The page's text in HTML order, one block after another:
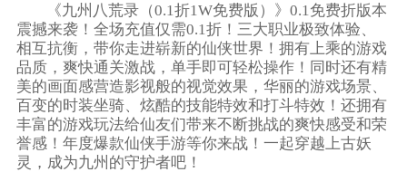
《九州八荒录（0.1折1W免费版）》0.1免费折版本
震撼来袭！全场充值仅需0.1折！三大职业极致体验、
相互抗衡，带你走进崭新的仙侠世界！拥有上乘的游戏
品质，爽快通关激战，单手即可轻松操作！同时还有精
美的画面感营造影视般的视觉效果，华丽的游戏场景、
百变的时装坐骑、炫酷的技能特效和打斗特效！还拥有
丰富的游戏玩法给仙友们带来不断挑战的爽快感受和荣
誉感！年度爆款仙侠手游等你来战！一起穿越上古妖
灵，成为九州的守护者吧！